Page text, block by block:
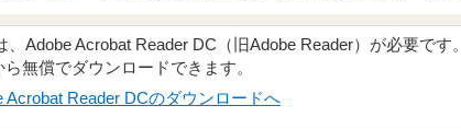
Adobe Acrobat Reader DC（旧Adobe Reader）が必要です。
無償でダウンロードできます。
Acrobat Reader DCのダウンロードへ